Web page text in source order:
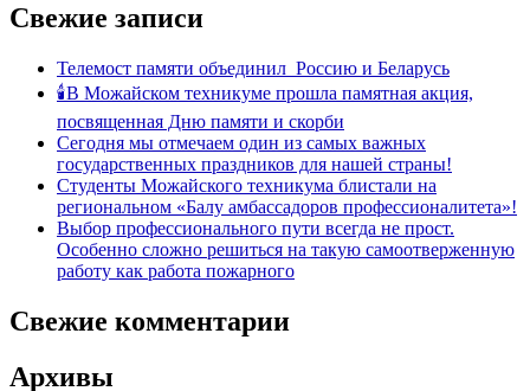
Свежие записи
Телемост памяти объединил Россию и Беларусь
🕯В Можайском техникуме прошла памятная акция,
посвященная Дню памяти и скорби
Сегодня мы отмечаем один из самых важных
государственных праздников для нашей страны!
Студенты Можайского техникума блистали на
региональном «Балу амбассадоров профессионалитета»!
Выбор профессионального пути всегда не прост.
Особенно сложно решиться на такую самоотверженную
работу как работа пожарного
Свежие комментарии
Архивы